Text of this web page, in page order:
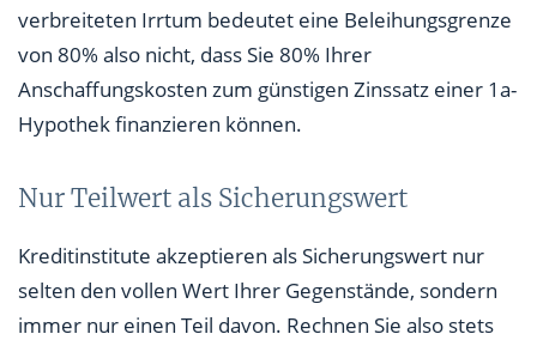
verbreiteten Irrtum bedeutet eine Beleihungsgrenze
von 80% also nicht, dass Sie 80% Ihrer
Anschaffungskosten zum günstigen Zinssatz einer 1a-
Hypothek finanzieren können.
Nur Teilwert als Sicherungswert
Kreditinstitute akzeptieren als Sicherungswert nur
selten den vollen Wert Ihrer Gegenstände, sondern
immer nur einen Teil davon. Rechnen Sie also stets